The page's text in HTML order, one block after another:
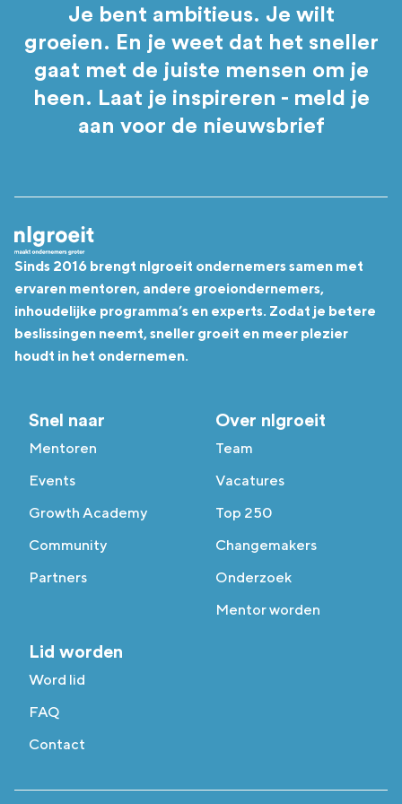
Je bent ambitieus. Je wilt
groeien. En je weet dat het sneller
gaat met de juiste mensen om je
heen. Laat je inspireren - meld je
aan voor de nieuwsbrief
Sinds 2016 brengt nlgroeit ondernemers samen met
ervaren mentoren, andere groeiondernemers,
inhoudelijke programma’s en experts. Zodat je betere
beslissingen neemt, sneller groeit en meer plezier
houdt in het ondernemen.
Snel naar
Mentoren
Events
Growth Academy
Community
Partners
Over nlgroeit
Team
Vacatures
Top 250
Changemakers
Onderzoek
Mentor worden
Lid worden
Word lid
FAQ
Contact